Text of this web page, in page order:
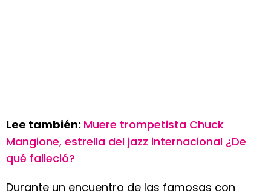
Lee también: Muere trompetista Chuck
Mangione, estrella del jazz internacional ¿De
qué falleció?
Durante un encuentro de las famosas con